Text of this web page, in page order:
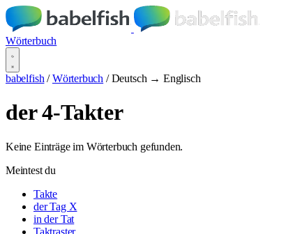
Wörterbuch
babelfish / Wörterbuch / Deutsch → Englisch
der 4-Takter
Keine Einträge im Wörterbuch gefunden.
Meintest du
Takte
der Tag X
in der Tat
Taktraster